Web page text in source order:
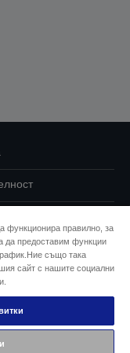
данни
Epson
функционира правилно, за
да предоставим функции
също така
сайт с нашите социални